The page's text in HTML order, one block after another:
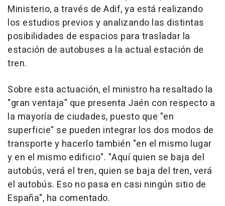
Ministerio, a través de Adif, ya está realizando
los estudios previos y analizando las distintas
posibilidades de espacios para trasladar la
estación de autobuses a la actual estación de
tren.
Sobre esta actuación, el ministro ha resaltado la
"gran ventaja" que presenta Jaén con respecto a
la mayoría de ciudades, puesto que "en
superficie" se pueden integrar los dos modos de
transporte y hacerlo también "en el mismo lugar
y en el mismo edificio". "Aquí quien se baja del
autobús, verá el tren, quien se baja del tren, verá
el autobús. Eso no pasa en casi ningún sitio de
España", ha comentado.